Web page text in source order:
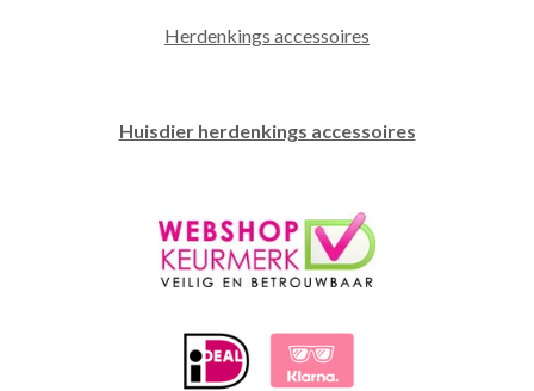
Herdenkings accessoires
Huisdier herdenkings accessoires